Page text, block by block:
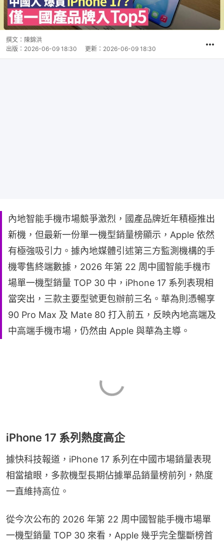
撰文： 陳錦洪
出版： 2026-06-09 18:30 更新： 2026-06-09 18:30
內地智能手機市場競爭激烈，國產品牌近年積極推出
新機，但最新一份單一機型銷量榜顯示，Apple 依然
有極強吸引力。據內地媒體引述第三方監測機構的手
機零售終端數據，2026 年第 22 周中國智能手機市
場單一機型銷量 TOP 30 中，iPhone 17 系列表現相
當突出，三款主要型號更包辦前三名。華為則憑暢享
90 Pro Max 及 Mate 80 打入前五，反映內地高端及
中高端手機市場，仍然由 Apple 與華為主導。
iPhone 17 系列熱度高企
據快科技報道，iPhone 17 系列在中國市場銷量表現
相當搶眼，多款機型長期佔據單品銷量榜前列，熱度
一直維持高位。
從今次公布的 2026 年第 22 周中國智能手機市場單
一機型銷量 TOP 30 來看，Apple 幾乎完全壟斷榜首